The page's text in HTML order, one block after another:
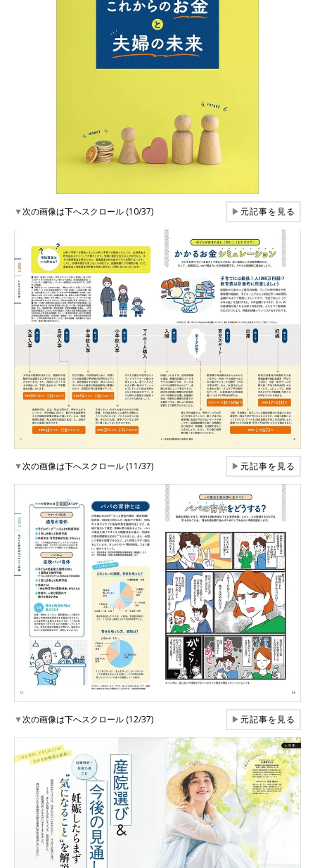
▼次の画像は下へスクロール (10/37) ▶元記事を見る
▼次の画像は下へスクロール (11/37) ▶元記事を見る
▼次の画像は下へスクロール (12/37) ▶元記事を見る